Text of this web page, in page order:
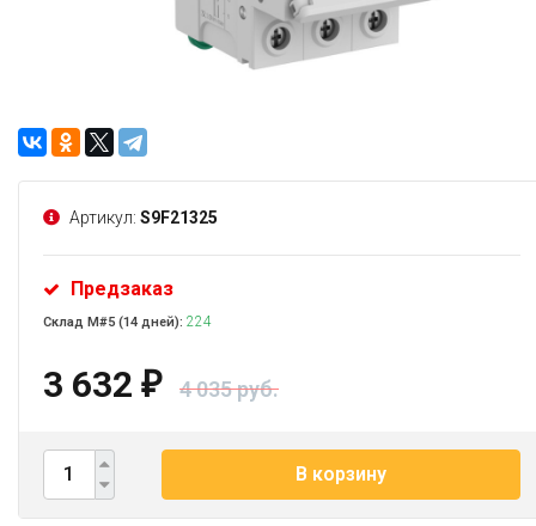
Артикул: S9F21325
Предзаказ
Склад М#5 (14 дней): 224
3 632 ₽ 4 035 руб.
В корзину